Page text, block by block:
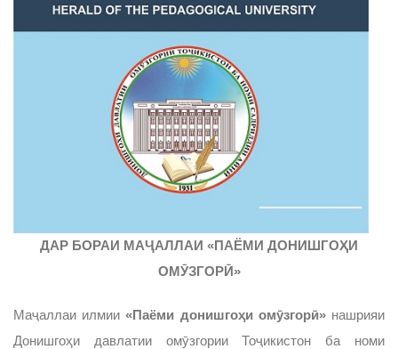
ДАР БОРАИ МАҶАЛЛАИ «ПАЁМИ ДОНИШГОҲИ
ОМӮЗГОРӢ»
Маҷаллаи илмии«Паёми донишгоҳи омӯзгорӣ»нашрияи
Донишгоҳи давлатии омӯзгории Тоҷикистон ба номи